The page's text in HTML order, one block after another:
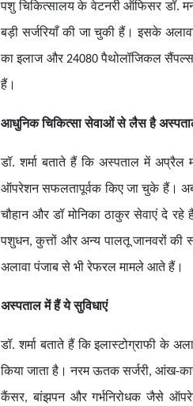
पशु चिकित्सालय के वेटनरी ऑफिसर डॉ.
बड़ी सर्जरियाँ की जा चुकी हैं। इसके
का इलाज और 24080 पैथोलॉजिकल
हैं।
आधुनिक चिकित्सा सेवाओं से लैस है
डॉ. शर्मा बताते हैं कि अस्पताल में
ऑपरेशन सफलतापूर्वक किए जा चुके हैं। अब
चौहान और डॉ मोनिका ठाकुर सेवाएं दे
पशुधन, कुत्तों और अन्य पालतू जानवरों की
अलावा पंजाब से भी रेफरल मामले आते हैं।
अस्पताल में हैं ये सुविधाएं
डॉ. शर्मा बताते हैं कि इलास्टोग्राफी के
किया जाता है। नरम ऊतक सर्जरी, आंख-
कैंसर, बांझपन और गर्भनिरोधक जैसे